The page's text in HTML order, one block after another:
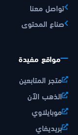
تواصل معنا
صناع المحتوى
مواقع مفيدة
متجر المتابعين
الذهب الآن
موبايلاوي
بريديفاي